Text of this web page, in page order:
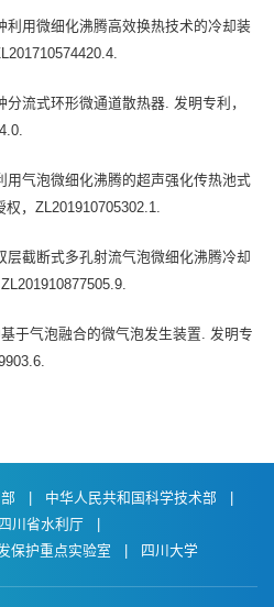
利用微细化沸腾高效换热技术的冷却装
分流式环形微通道散热器. 发明专利，
用气泡微细化沸腾的超声强化传热池式
，ZL201910705302.1.
层截断式多孔射流气泡微细化沸腾冷却
于气泡融合的微气泡发生装置. 发明专
| 中华人民共和国科学技术部
|
四川省水利厅
|
保护重点实验室
| 四川大学